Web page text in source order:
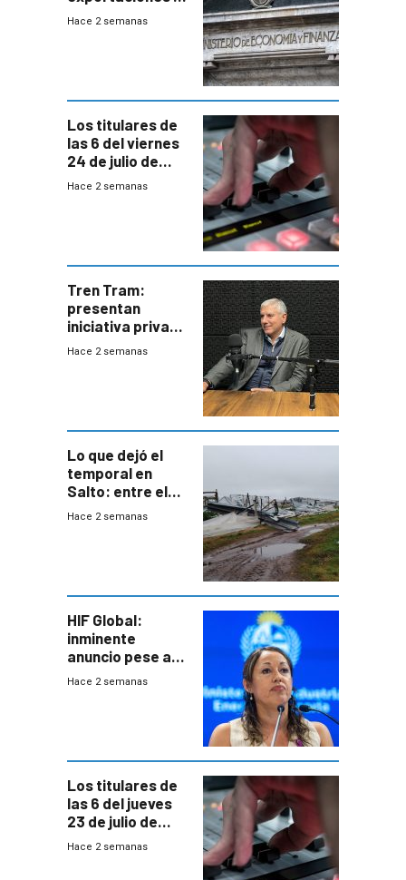
EE.UU se verán
Hace 2 semanas
Los titulares de
las 6 del viernes
24 de julio de
2026
Hace 2 semanas
Tren Tram:
presentan
iniciativa privada
para una red de
Hace 2 semanas
Lo que dejó el
temporal en
Salto: entre el
impacto
Hace 2 semanas
HIF Global:
inminente
anuncio pese a
declaración de
gobierno
Hace 2 semanas
Los titulares de
las 6 del jueves
23 de julio de
2026
Hace 2 semanas